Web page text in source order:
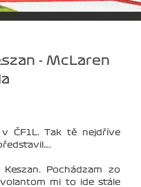
- McLaren
ČF1L. Tak tě nejdříve
Pochádzam zo
mi to ide stále